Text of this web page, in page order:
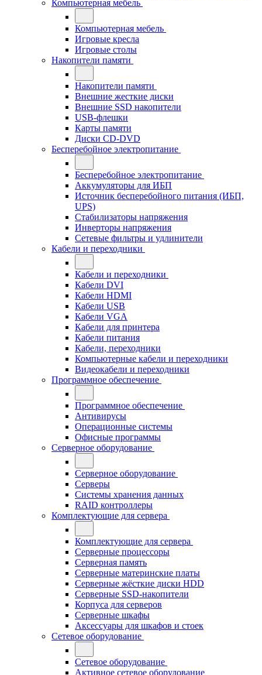
Компьютерная мебель
Компьютерная мебель
Игровые кресла
Игровые столы
Накопители памяти
Накопители памяти
Внешние жесткие диски
Внешние SSD накопители
USB-флешки
Карты памяти
Диски CD-DVD
Бесперебойное электропитание
Бесперебойное электропитание
Аккумуляторы для ИБП
Источник бесперебойного питания (ИБП,
UPS)
Стабилизаторы напряжения
Инверторы напряжения
Сетевые фильтры и удлинители
Кабели и переходники
Кабели и переходники
Кабели DVI
Кабели HDMI
Кабели USB
Кабели VGA
Кабели для принтера
Кабели питания
Кабели, переходники
Компьютерные кабели и переходники
Видеокабели и переходники
Программное обеспечение
Программное обеспечение
Антивирусы
Операционные системы
Офисные программы
Серверное оборудование
Серверное оборудование
Серверы
Системы хранения данных
RAID контроллеры
Комплектующие для сервера
Комплектующие для сервера
Серверные процессоры
Серверная память
Серверные материнские платы
Серверные жёсткие диски HDD
Серверные SSD-накопители
Корпуса для серверов
Серверные шкафы
Аксессуары для шкафов и стоек
Сетевое оборудование
Сетевое оборудование
Активное сетевое оборудование